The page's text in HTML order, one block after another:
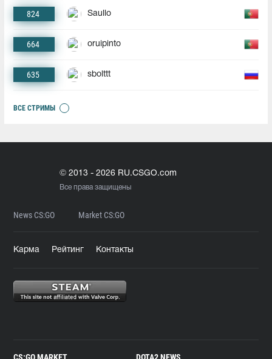
824 Saullo
664 oruipinto
635 sbolttt
ВСЕ СТРИМЫ
© 2013 - 2026 RU.CSGO.com
Все права защищены
News CS:GO Market CS:GO
Карма Рейтинг Контакты